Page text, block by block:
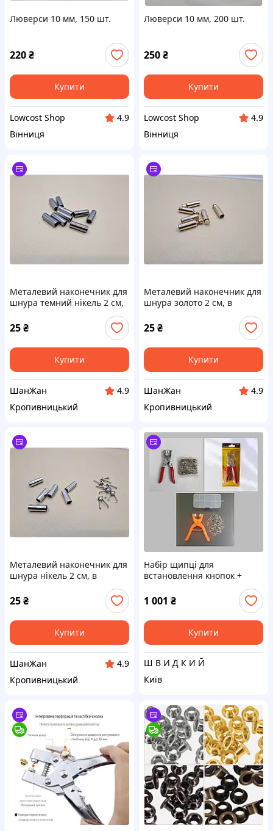
Люверси 10 мм, 150 шт.
220₴
Купити
Lowcost Shop
4.9
Вінниця
Люверси 10 мм, 200 шт.
250₴
Купити
Lowcost Shop
4.9
Вінниця
Металевий наконечник для
шнура темний нікель 2 см,
25₴
Купити
ШанЖан
4.9
Кропивницький
Металевий наконечник для
шнура золото 2 см, в
25₴
Купити
ШанЖан
4.9
Кропивницький
Металевий наконечник для
шнура нікель 2 см, в
25₴
Купити
ШанЖан
4.9
Кропивницький
Набір щипці для
встановлення кнопок +
кнопки 9,5 мм, Щипці для
встановлення люверсів
1 001 ₴
Купити
Ш В И Д К И Й
Київ